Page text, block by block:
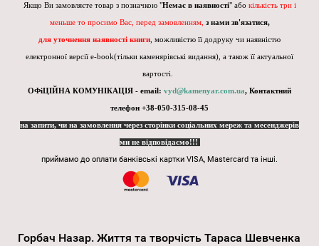
Якщо Ви замовляєте товар з позначкою "Немає в наявності" або кількість три і
меньше то просимо Вас, перед замовленням, з нами зв'язатися,
для уточнення наявності книги , можливістю її додруку чи наявністю
електронної версії e-book(тільки каменярівські видання), а також її актуальної
вартості.
ОФіЦІЙНА КОМУНІКАЦІЯ - email: vyd@kamenyar.com.ua, Контактний
телефон +38-050-315-08-45
на запити, чи на замовлення через сторінки соціальних мереж та месенджерів
ми не відповідаємо!!!
приймамо до оплати банківські картки VISA, Mastercard та інші.
Горбач Назар. Життя та творчість Тараса Шевченка